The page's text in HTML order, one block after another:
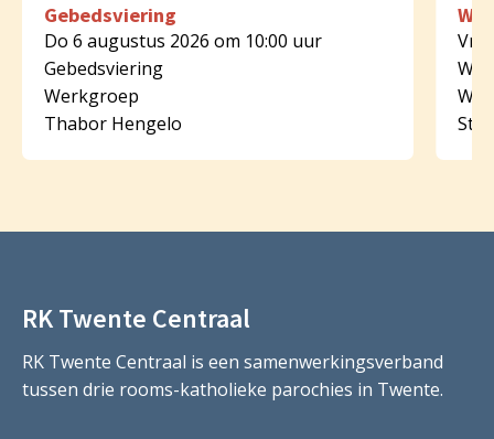
Gebedsviering
Do 6 augustus 2026 om 10:00 uur
Gebedsviering
Werkgroep
Thabor Hengelo
Vr
St.
RK Twente Centraal
RK Twente Centraal is een samenwerkingsverband
tussen drie rooms-katholieke parochies in Twente.